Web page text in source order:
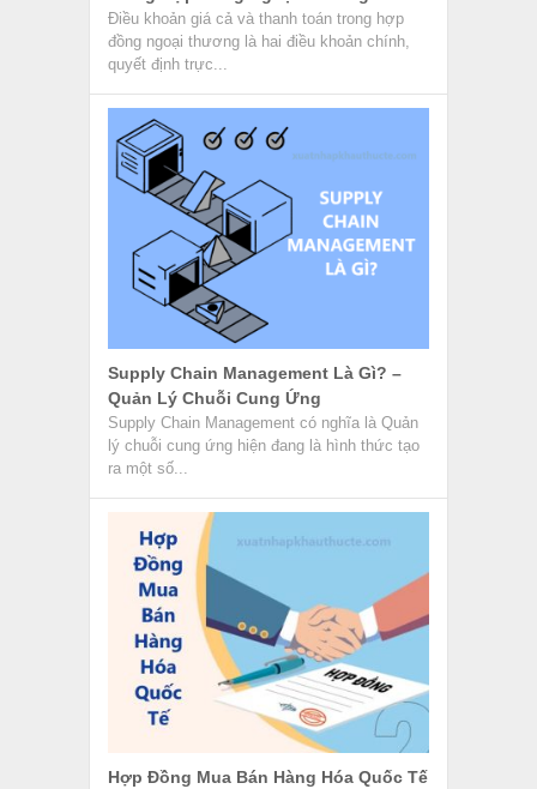
Điều khoản giá cả và thanh toán trong hợp
đồng ngoại thương là hai điều khoản chính,
quyết định trực...
Supply Chain Management Là Gì? –
Quản Lý Chuỗi Cung Ứng
Supply Chain Management có nghĩa là Quản
lý chuỗi cung ứng hiện đang là hình thức tạo
ra một số...
Hợp Đồng Mua Bán Hàng Hóa Quốc Tế